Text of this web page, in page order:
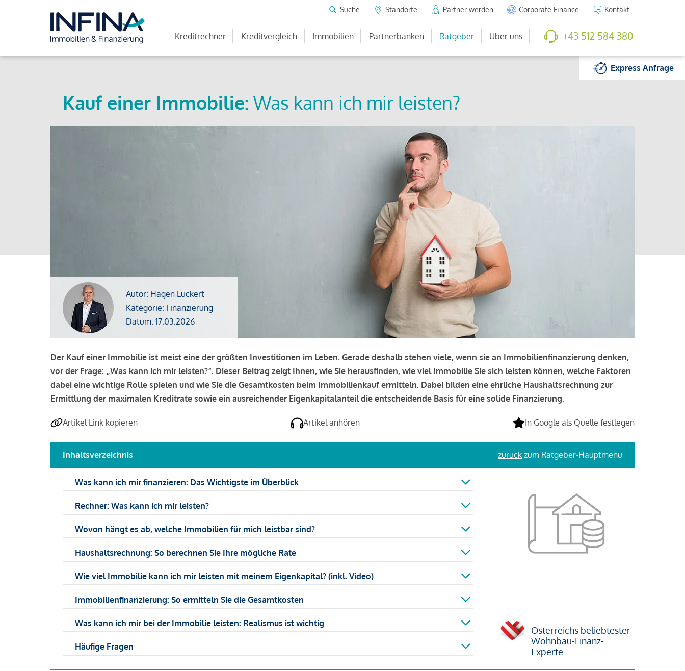
Suche Standorte Partner werden Corporate Finance Kontakt
Kreditrechner Kreditvergleich Immobilien Partnerbanken Ratgeber Über uns +43 512 584 380
ExpressAnfrage
Kauf einer Immobilie: Was kann ich mir leisten?
Autor: Hagen Luckert
Kategorie: Finanzierung
Datum: 17.03.2026
Der Kauf einer Immobilie ist meist eine der größten Investitionen im Leben. Gerade deshalb stehen viele, wenn sie an Immobilienfinanzierung denken,
vor der Frage: „Was kann ich mir leisten?“. Dieser Beitrag zeigt Ihnen, wie Sie herausfinden, wie viel Immobilie Sie sich leisten können, welche Faktoren
dabei eine wichtige Rolle spielen und wie Sie die Gesamtkosten beim Immobilienkauf ermitteln. Dabei bilden eine ehrliche Haushaltsrechnung zur
Ermittlung der maximalen Kreditrate sowie ein ausreichender Eigenkapitalanteil die entscheidende Basis für eine solide Finanzierung.
Artikel Link kopieren Artikel anhören In Google als Quelle festlegen
Inhaltsverzeichnis zurück zum Ratgeber-Hauptmenü
Was kann ich mir finanzieren: Das Wichtigste im Überblick
Rechner: Was kann ich mir leisten?
Wovon hängt es ab, welche Immobilien für mich leistbar sind?
Haushaltsrechnung: So berechnen Sie Ihre mögliche Rate
Wie viel Immobilie kann ich mir leisten mit meinem Eigenkapital? (inkl. Video)
Immobilienfinanzierung: So ermitteln Sie die Gesamtkosten
Was kann ich mir bei der Immobilie leisten: Realismus ist wichtig
Häufige Fragen
Österreichs beliebtester
Wohnbau-Finanz-
Experte